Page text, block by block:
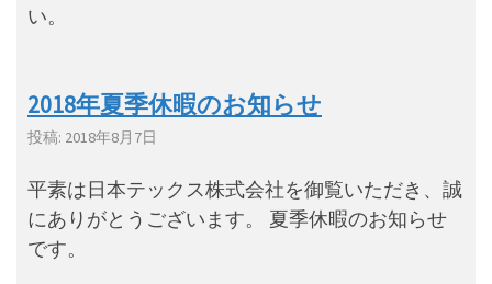
い。
2018年夏季休暇のお知らせ
投稿: 2018年8月7日
平素は日本テックス株式会社を御覧いただき、誠
にありがとうございます。 夏季休暇のお知らせ
です。